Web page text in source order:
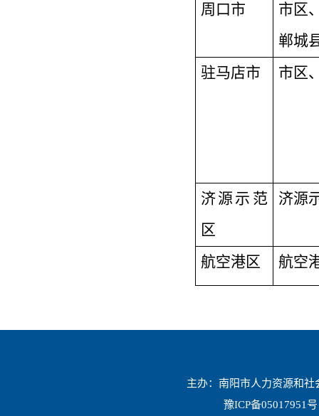
周口市 市区
郸城
驻马店市
市区
济源示范
区
济源
航空港区 航空
主办：南阳市人力资源和
豫ICP备05017951号